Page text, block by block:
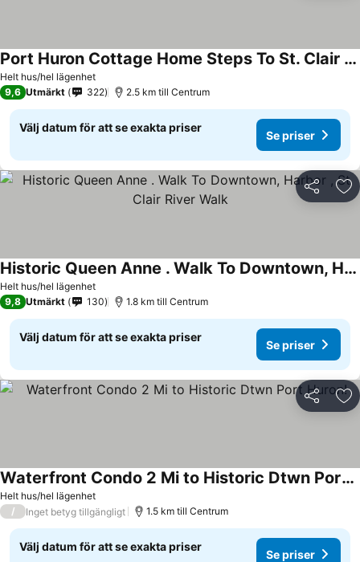
Helt hus/hel lägenhet
Port Huron Cottage Home Steps To St. Clair River And 4 Blocks To Beach On Lake
9,6 Utmärkt 322 2.5 km till Centrum
Välj datum för att se exakta priser
Se priser
Dela
Helt hus/hel lägenhet
Historic Queen Anne . Walk To Downtown, Harbor , St Clair River Walk
9,8 Utmärkt 130 1.8 km till Centrum
Välj datum för att se exakta priser
Se priser
Dela
Helt hus/hel lägenhet
Waterfront Condo 2 Mi to Historic Dtwn Port Huron!
/ Inget betyg tillgängligt 1.5 km till Centrum
Välj datum för att se exakta priser
Se priser